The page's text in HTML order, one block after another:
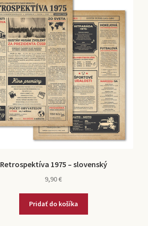
Retrospektíva 1975 – slovenský
9,90€
Pridať do košíka